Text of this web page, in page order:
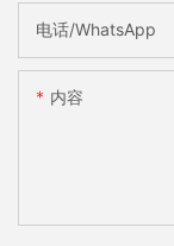
电话/WhatsApp
内容